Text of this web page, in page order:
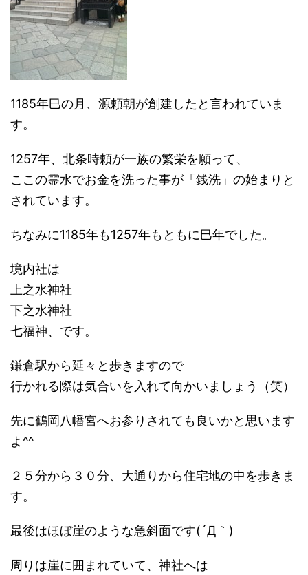
1185年巳の月、源頼朝が創建したと言われていま
す。
1257年、北条時頼が一族の繁栄を願って、
ここの霊水でお金を洗った事が「銭洗」の始まりと
されています。
ちなみに1185年も1257年もともに巳年でした。
境内社は
上之水神社
下之水神社
七福神、です。
鎌倉駅から延々と歩きますので
行かれる際は気合いを入れて向かいましょう（笑）
先に鶴岡八幡宮へお参りされても良いかと思います
よ^^
２５分から３０分、大通りから住宅地の中を歩きま
す。
最後はほぼ崖のような急斜面です(´Д｀)
周りは崖に囲まれていて、神社へは